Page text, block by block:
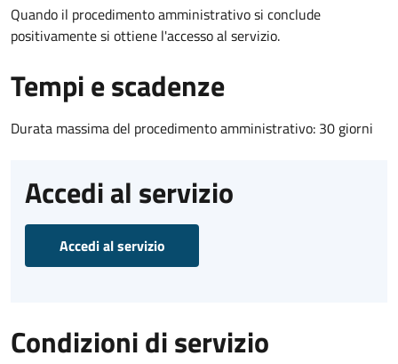
Quando il procedimento amministrativo si conclude
positivamente si ottiene l'accesso al servizio.
Tempi e scadenze
Durata massima del procedimento amministrativo: 30 giorni
Accedi al servizio
Accedi al servizio
Condizioni di servizio